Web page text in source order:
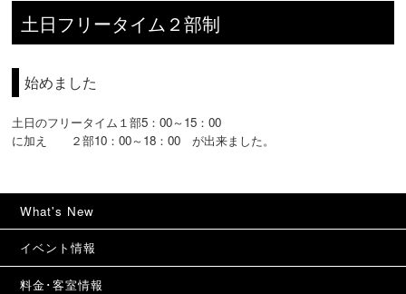
土日フリータイム２部制
始めました
土日のフリータイム１部5：00～15：00
に加え ２部10：00～18：00 が出来ました。
What's New
イベント情報
料金･客室情報